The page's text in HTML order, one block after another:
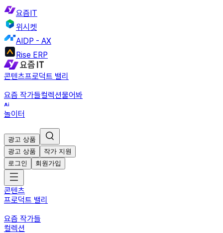
요즘IT
위시켓
AIDP - AX
Rise ERP
콘텐츠프로덕트 밸리
요즘 작가들컬렉션물어봐
놀이터
광고 상품
광고 상품
작가 지원
로그인
회원가입
콘텐츠
프로덕트 밸리
요즘 작가들
컬렉션